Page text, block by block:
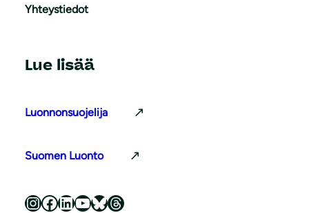
Yhteystiedot
Lue lisää
Luonnonsuojelija
Suomen Luonto
Luonnonsuojeluliitto Instagramissa Luonnonsuojeluliitto Facebookissa Luonnonsuojeluliitto LinkedInissä Luonnonsuojeluliiton YouTube-kanava Luonnonsuojeluliitto Blueskyssa Luonnonsuojeluliitto Threadsissa